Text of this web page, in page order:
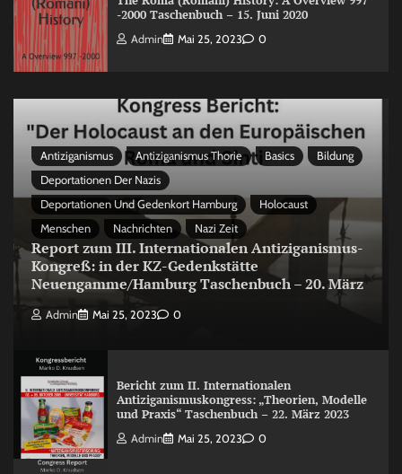
-2000 Taschenbuch – 15. Juni 2020
Admin Mai 25, 2023 0
Antiziganismus Antiziganismus Thorie Basics
Bildung
Deportationen Der Nazis
Deportationen Und Gedenkort Hamburg
Holocaust
Menschen
Nachrichten Nazi Zeit
Report zum III. Internationalen Antiziganismus-
Kongreß: in der KZ-Gedenkstätte
Neuengamme/Hamburg Taschenbuch – 20. März
Admin Mai 25, 2023 0
Bericht zum II. Internationalen
Antiziganismuskongress: „Theorien, Modelle
und Praxis“ Taschenbuch – 22. März 2023
Admin Mai 25, 2023 0